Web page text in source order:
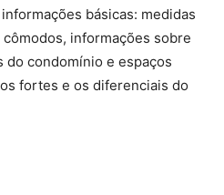
básicas: medidas
informações sobre
do condomínio e espaços
fortes e os diferenciais do